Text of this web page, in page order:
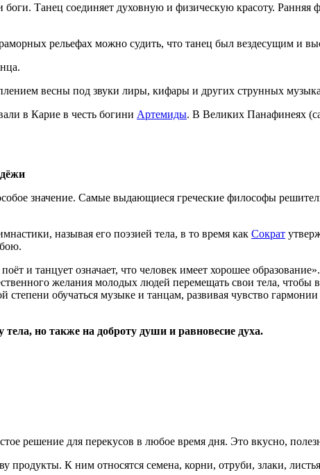
Танец соединяет духовную и физическую красоту.
рельефах можно судить, что танец был вездесущим и
весны под звуки лиры, кифары и других струнных
в Карие в честь богини Артемиды. В Великих Панафинеях
значение. Самые выдающиеся греческие философы
называя его поэзией тела, в то время как Сократ
и танцует означает, что человек имеет хорошее
желания молодых людей перемещать свои тела,
степени обучаться музыке и танцам, развивая чувство
но также на доброту души и равновесие духа.
решение для перекусов в любое время дня. Это вкусно,
продукты. К ним относятся семена, корни, отруби, злаки,